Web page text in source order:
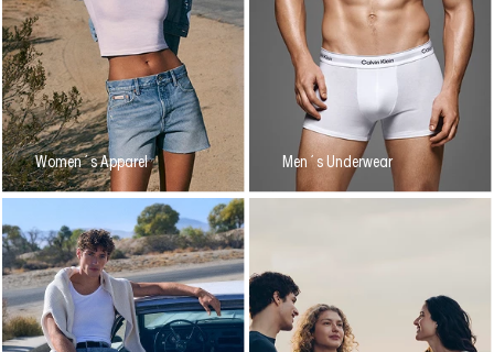
Women´s Apparel Men´s Underwear